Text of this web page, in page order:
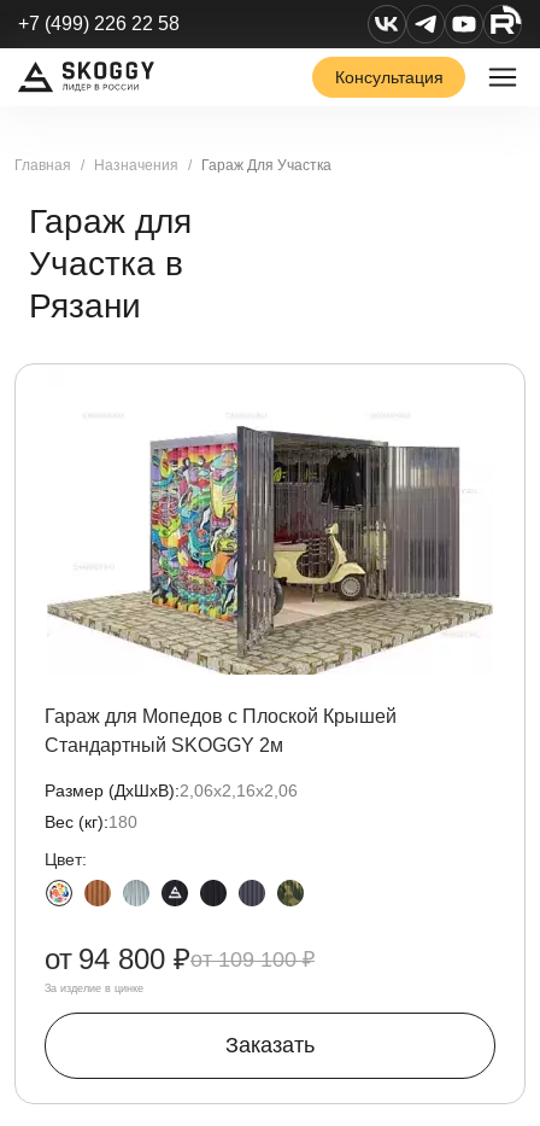
+7 (499) 226 22 58
Консультация
Главная Назначения Гараж Для Участка
Гараж для
Участка в
Рязани
Гараж для Мопедов с Плоской Крышей
Стандартный SKOGGY 2м
Размер (ДxШxВ):2,06х2,16х2,06
Вес (кг):180
Цвет:
109 100 ₽
от 94 800 ₽
За изделие в цинке
Заказать